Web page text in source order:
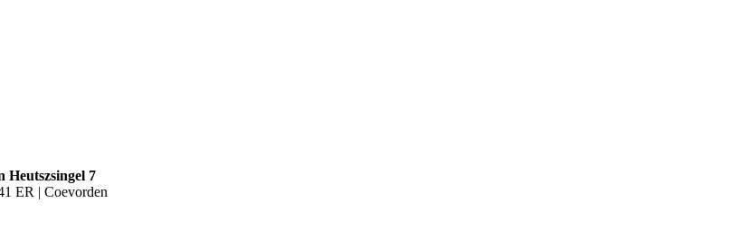
Heutszsingel 7
ER | Coevorden